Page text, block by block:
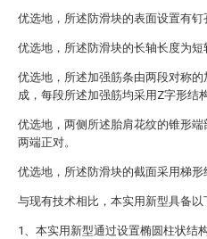
优选地，所述防滑块的表面设置有钉
优选地，所述防滑块的长轴长度为短
优选地，所述加强筋条由两段对称的
成，每段所述加强筋均采用Z字形结构
优选地，两侧所述胎肩花纹的锥形
两端正对。
优选地，所述防滑块的截面采用梯形
与现有技术相比，本实用新型具备以
1、本实用新型通过设置椭圆柱状结